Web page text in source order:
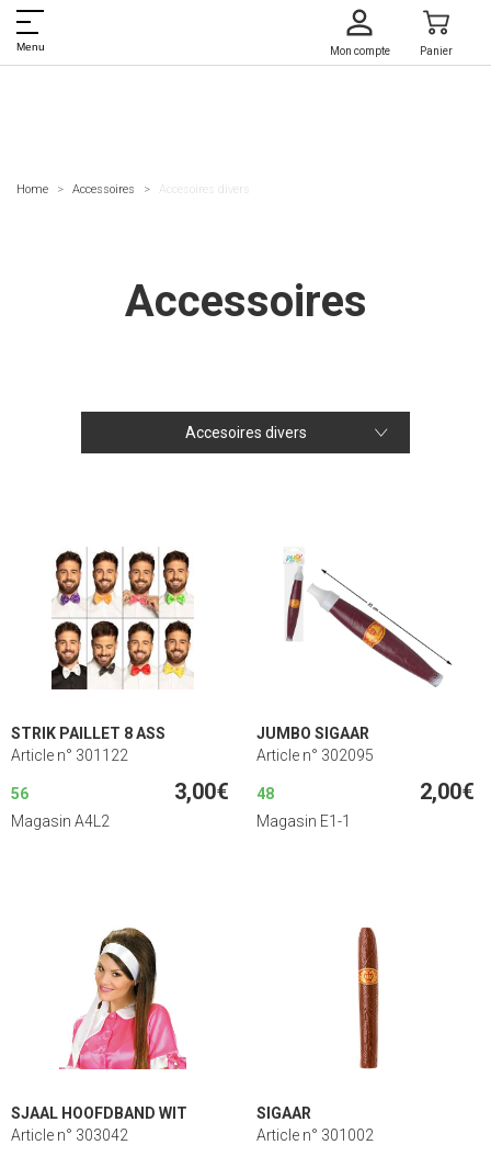
Menu Mon compte Panier
Home Accessoires Accesoires divers
Accessoires
Accesoires divers
STRIK PAILLET 8 ASS
Article n° 301122
56 3,00€
Magasin A4L2
JUMBO SIGAAR
Article n° 302095
48 2,00€
Magasin E1-1
SJAAL HOOFDBAND WIT
Article n° 303042
SIGAAR
Article n° 301002